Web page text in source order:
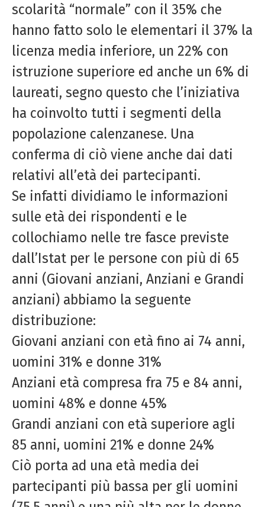
scolarità “normale” con il 35% che
hanno fatto solo le elementari il 37% la
licenza media inferiore, un 22% con
istruzione superiore ed anche un 6% di
laureati, segno questo che l’iniziativa
ha coinvolto tutti i segmenti della
popolazione calenzanese. Una
conferma di ciò viene anche dai dati
relativi all’età dei partecipanti.
Se infatti dividiamo le informazioni
sulle età dei rispondenti e le
collochiamo nelle tre fasce previste
dall’Istat per le persone con più di 65
anni (Giovani anziani, Anziani e Grandi
anziani) abbiamo la seguente
distribuzione:
Giovani anziani con età fino ai 74 anni,
uomini 31% e donne 31%
Anziani età compresa fra 75 e 84 anni,
uomini 48% e donne 45%
Grandi anziani con età superiore agli
85 anni, uomini 21% e donne 24%
Ciò porta ad una età media dei
partecipanti più bassa per gli uomini